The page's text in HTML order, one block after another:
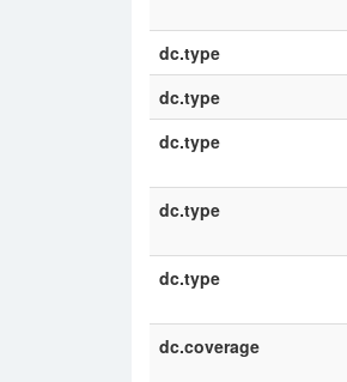
dc.type
dc.type
dc.type
dc.type
dc.type
dc.coverage